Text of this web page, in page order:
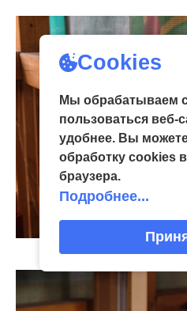
Cookies
Мы обрабатываем
пользоваться веб-
удобнее. Вы
обработку сookies
браузера.
Подробнее...